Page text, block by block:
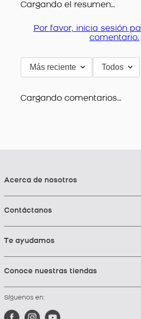
Cargando el resumen…
Por favor, inicia sesión
comentario.
Más reciente Todos
Cargando comentarios…
Acerca de nosotros
Contáctanos
Te ayudamos
Conoce nuestras tiendas
Síguenos en: